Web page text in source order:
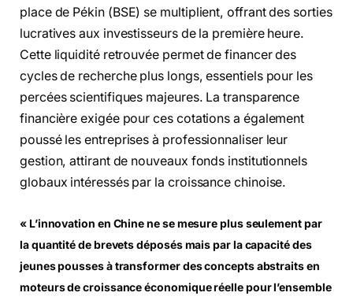
place de Pékin (BSE) se multiplient, offrant des sorties
lucratives aux investisseurs de la première heure.
Cette liquidité retrouvée permet de financer des
cycles de recherche plus longs, essentiels pour les
percées scientifiques majeures. La transparence
financière exigée pour ces cotations a également
poussé les entreprises à professionnaliser leur
gestion, attirant de nouveaux fonds institutionnels
globaux intéressés par la croissance chinoise.
« L’innovation en Chine ne se mesure plus seulement par
la quantité de brevets déposés mais par la capacité des
jeunes pousses à transformer des concepts abstraits en
moteurs de croissance économique réelle pour l’ensemble